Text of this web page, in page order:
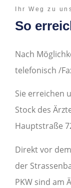
Ihr Weg zu
So
Nach
telefonisch /
Sie erreichen
Stock des
Hauptstraße
Direkt vor
der
PKW sind am